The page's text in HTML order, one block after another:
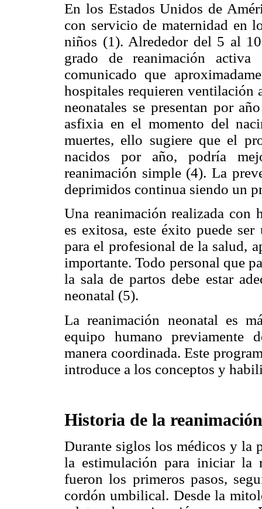
En los Estados Unidos de
con servicio de maternidad en
niños (1). Alrededor del 5 al
grado de reanimación
comunicado que
hospitales requieren ventilación
neonatales se presentan por
asfixia en el momento del
muertes, ello sugiere que el
nacidos por año, podría
reanimación simple (4). La
deprimidos continua siendo un
Una reanimación realizada con
es exitosa, este éxito puede
para el profesional de la salud,
importante. Todo personal que
la sala de partos debe estar
neonatal (5).
La reanimación neonatal es
equipo humano previamente
manera coordinada. Este
introduce a los conceptos y
Historia de la
Durante siglos los médicos y la
la estimulación para iniciar
fueron los primeros pasos,
cordón umbilical. Desde la